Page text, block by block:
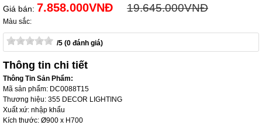
Giá bán: 7.858.000VNĐ 19.645.000VNĐ
Màu sắc:
/5 (0 đánh giá)
Thông tin chi tiết
Thông Tin Sản Phẩm:
Mã sản phẩm: DC0088T15
Thương hiệu: 355 DECOR LIGHTING
Xuất xứ: nhập khẩu
Kích thước: Ø900 x H700